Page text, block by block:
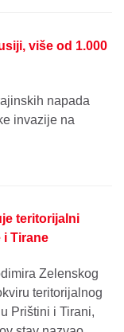
više od 1.000
napada
invazije na
teritorijalni
i Tirane
Zelenskog
teritorijalnog
Prištini i Tirani,